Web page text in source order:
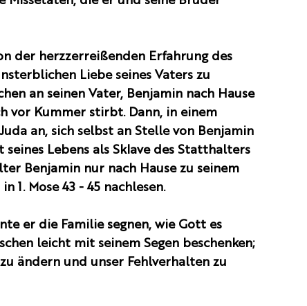
der herzzerreißenden Erfahrung des
Liebe seines Vaters zu
an seinen Vater, Benjamin nach Hause
vor Kummer stirbt. Dann, in einem
an, sich selbst an Stelle von Benjamin
Lebens als Sklave des Statthalters
Benjamin nur nach Hause zu seinem
1. Mose 43 - 45 nachlesen.
er die Familie segnen, wie Gott es
leicht mit seinem Segen beschenken;
ändern und unser Fehlverhalten zu